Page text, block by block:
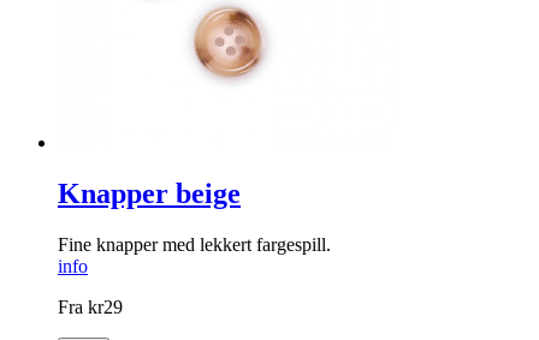
Knapper beige
Fine knapper med lekkert fargespill.
info
Fra kr29